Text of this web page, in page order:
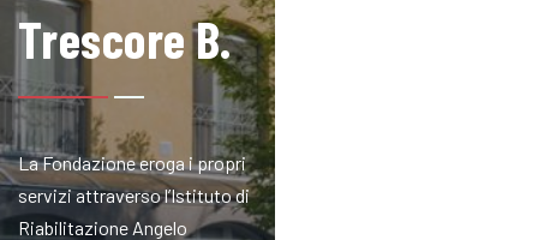
Trescore B.
La Fondazione eroga i propri
servizi attraverso l’Istituto di
Riabilitazione Angelo